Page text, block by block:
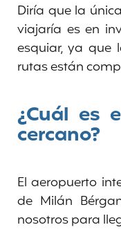
Diría que la
viajaría es en
esquiar, ya que
rutas están
¿Cuál es
cercano?
El aeropuerto
de Milán
nosotros para